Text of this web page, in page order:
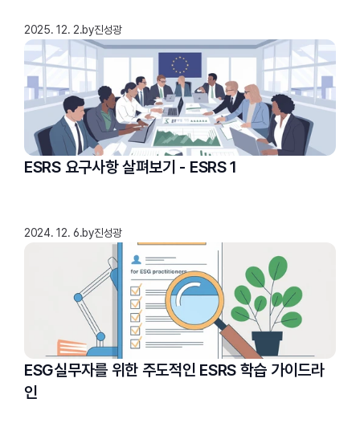
2025. 12. 2.by진성광
ESRS 요구사항 살펴보기 - ESRS 1
2024. 12. 6.by진성광
ESG실무자를 위한 주도적인 ESRS 학습 가이드라
인